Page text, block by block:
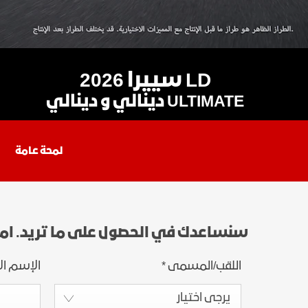
LD سييرا 2026
ULTIMATE دينالي و دينالي
لمحة عامة
سنساعدك في الحصول على ما تريد.
اللقب/المسمى*
يرجى اختيار
الإسم